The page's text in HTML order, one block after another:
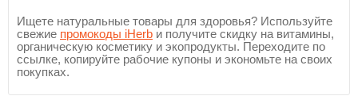
Ищете натуральные товары для здоровья? Используйте
свежие промокоды iHerb и получите скидку на витамины,
органическую косметику и экопродукты. Переходите по
ссылке, копируйте рабочие купоны и экономьте на своих
покупках.